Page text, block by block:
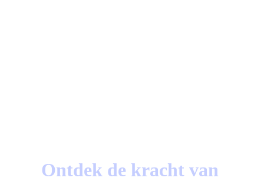
Ontdek de kracht van